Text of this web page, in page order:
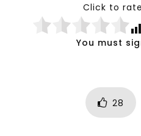
Click to
You must
28